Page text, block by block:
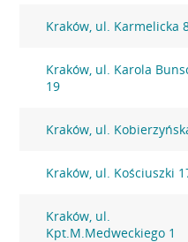
Kraków, ul. Karmelicka
Kraków, ul. Karola
19
Kraków, ul.
Kraków, ul. Kościuszki
Kraków, ul.
Kpt.M.Medweckiego 1